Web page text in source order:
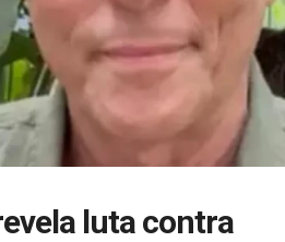
luta contra